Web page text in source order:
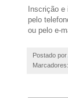
Inscrição e
pelo
ou pelo e-
Postado por
Marcadores: